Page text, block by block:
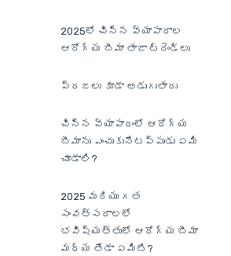
2025లో చిన్న వ్యాపారాల
ఆరోగ్య బీమా తాజా ట్రెండ్‌లు
ప్రజలు కూడా అడుగుతారు
చిన్న వ్యాపారంలో ఆరోగ్య
బీమాను ఎంచుకునేటప్పుడు ఏమి
చూడాలి?
2025 మరియు గత
సంవత్సరాలలో
భవిష్యత్తులో ఆరోగ్య బీమా
మధ్య తేడా ఏమిటి?